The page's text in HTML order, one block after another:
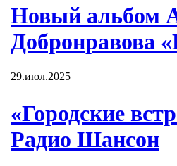
Новый альбом
Добронравова
29.июл.2025
«Городские
Радио Шансон